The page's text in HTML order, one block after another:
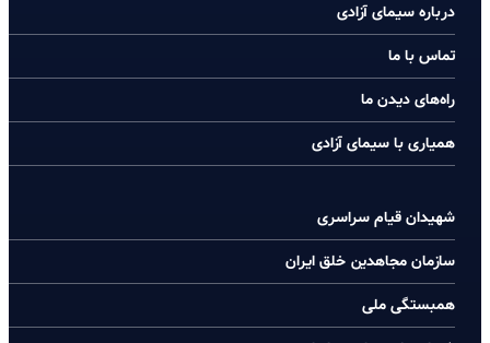
درباره سیمای آزادی
تماس با ما
راه‌های دیدن ما
همیاری با سیمای آزادی
شهیدان قیام سراسری
سازمان مجاهدین خلق ایران
همبستگی ملی